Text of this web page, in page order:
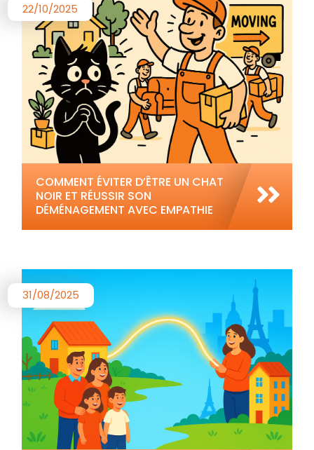
22/10/2025
COMMENT ÉVITER D’ÊTRE UN CHAT
NOIR ET RÉUSSIR SON
DÉMÉNAGEMENT AVEC EMPATHIE
31/08/2025